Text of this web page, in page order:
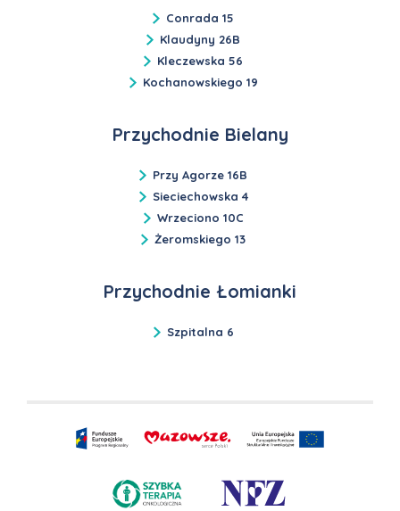
Conrada 15
Klaudyny 26B
Kleczewska 56
Kochanowskiego 19
Przychodnie Bielany
Przy Agorze 16B
Sieciechowska 4
Wrzeciono 10C
Żeromskiego 13
Przychodnie Łomianki
Szpitalna 6